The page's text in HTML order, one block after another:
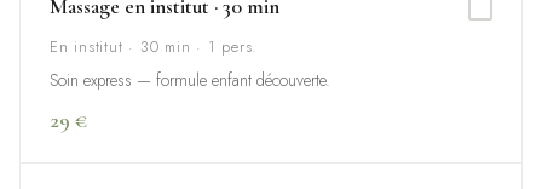
Massage en institut · 30 min
En institut · 30 min · 1 pers.
Soin express — formule enfant découverte.
29 €